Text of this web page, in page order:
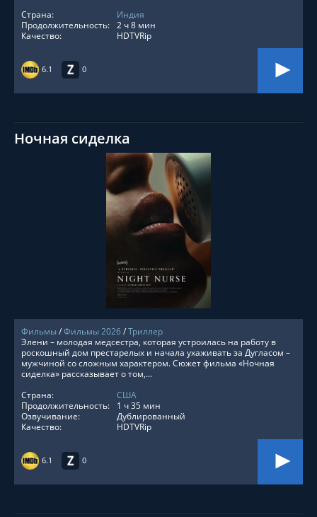
6.1 0
Страна:
Индия
Продолжительность: 2 ч 8 мин
Качество:
HDTVRip
Ночная сиделка
СМОТРЕТЬ ОНЛАЙН
Фильмы/Фильмы 2026/Триллер
6.1 0
Элени – молодая медсестра, которая устроилась на работу в
роскошный дом престарелых и начала ухаживать за Дугласом –
мужчиной со сложным характером. Сюжет фильма «Ночная
сиделка» рассказывает о том,...
Страна:
США
Продолжительность:
1 ч 35 мин
Озвучивание:
Дублированный
Качество:
HDTVRip